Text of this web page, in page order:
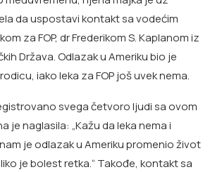
da uspostavi kontakt sa vodećim
za FOP, dr Frederikom S. Kaplanom iz
Država. Odlazak u Ameriku bio je
iako leka za FOP još uvek nema.
svega četvoro ljudi sa ovom
je naglasila: „Kažu da leka nema i
je odlazak u Ameriku promenio život
je bolest retka.“ Takođe, kontakt sa